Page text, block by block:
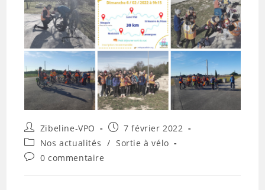
Zibeline-VPO
7 février 2022
Nos actualités / Sortie à vélo
0 commentaire